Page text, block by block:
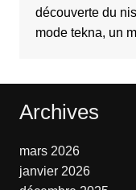
découverte du
mode tekna, un
Archives
mars 2026
janvier 2026